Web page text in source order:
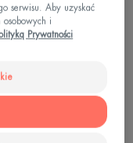
reakcję
zawartych
serwisu. Aby uzyskać
i
Prywatności